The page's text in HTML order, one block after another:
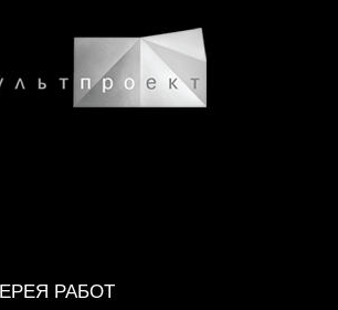
РАБОТ